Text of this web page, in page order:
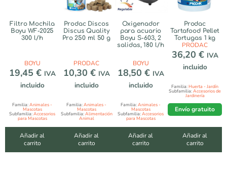
Filtro Mochila
Boyu WF-2025
300 l/h
BOYU
19,45 € IVA
incluido
Familia:Animales -
Mascotas
Subfamilia:Accesorios
para Mascotas
Añadir al
carrito
Prodac Discos
Discus Quality
Pro 250 ml 50 g
PRODAC
10,30 € IVA
incluido
Familia:Animales -
Mascotas
Subfamilia:Alimentación
Animal
Añadir al
carrito
Oxigenador
para acuario
Boyu S-603, 2
salidas, 180 l/h
BOYU
18,50 € IVA
incluido
Familia:Animales -
Mascotas
Subfamilia:Accesorios
para Mascotas
Añadir al
carrito
Prodac
Tartafood Pellet
Tortugas 1 kg
PRODAC
36,20 € IVA
incluido
Familia:Huerta - Jardín
Subfamilia:Accesorios de
Jardinería
Envío gratuito
Añadir al
carrito